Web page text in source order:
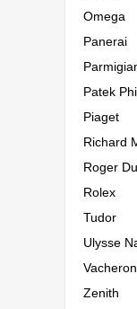
Omega
Panerai
Patek
Piaget
Richard
Roger
Rolex
Tudor
Ulysse
Zenith